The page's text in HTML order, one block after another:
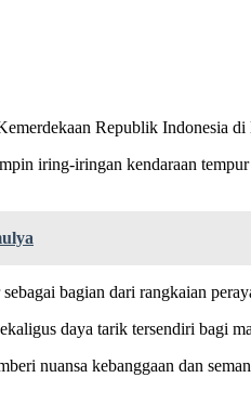
Republik Indonesia
iring-iringan kendaraan
bagian dari rangkaian
daya tarik tersendiri bagi
nuansa kebanggaan dan